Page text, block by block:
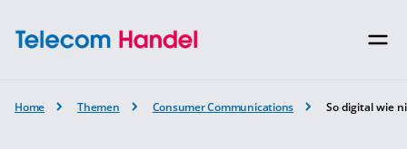
Home Themen Consumer Communications So digital wie